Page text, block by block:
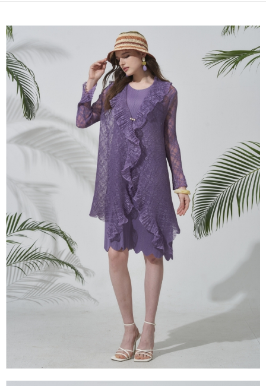
成交易。
3.實際核准額度、可分期數及費用金額請依後續交易確認頁面所載為準。
4.訂單成立30分鐘內，如未前往確認交易或遇審核未通過，訂單將自動取
消。如遇「轉專審核」未通過狀況，表示未達大哥付你分期系統評分，恕無
法說明評估內容。
【繳款方式說明】
1.分期款項不併入電信帳單，「大哥付你分期」於每月結算日後寄送繳費提
醒簡訊。
2.透過簡訊連結打開帳單後，可選擇「超商條碼／台灣大直營門市／銀行轉
帳／街口支付／iPASS MONEY」等通路繳費。
【注意事項】
1.本服務係由「台灣大哥大股份有限公司」（以下簡稱本公司）所提供，讓
用戶於交易時，得透過本服務購買商品或服務，並由商店將買賣／分期付款
買賣價金債權讓與本公司後，依約使用本公司帳單繳交帳款。
2.基於同意付款使用「大哥付你分期」之契約關係目的，商店將以您的個人
資料（包含姓名、電話或地址）提供予台灣大哥大進項蒐集、處理及利用，
由本公司與您本人進行分期帳單所需資料之確認、核對及更正。
3.完整用戶服務條款，請詳閱以下連結：https://oppay.tw/userRule
AFTEE先享後付是「在收到商品之後才付款」的支付方式。 讓您購物簡單
便利好安心！
１．簡單：不需註冊會員、不需綁卡、不需儲值。
２．便利：只要手機號碼，簡訊認證，即可結帳。
３．安心：先確認商品／服務後，再付款。
【「AFTEE先享後付」結帳流程】
１．於結帳方式選擇「AFTEE先享後付」後，將跳轉至「AFTEE先享後付」
結帳頁面，進行簡訊認證並確認金額後，即可完成結帳。
２．訂單成立數日內，您將收到繳費通知簡訊。
３．收到繳費通知簡訊後14天內，點擊此簡訊中的連結，可透過四大超商／
ATM／網路銀行／等多元方式進行付款，方視為交易完成。
※ 請注意：結帳手續完成當下不需立刻繳費，但若您需要取消訂單，請聯絡
購買商品的店家。未經商家同意取消之訂單仍視為有效，需透過AFTEE先享
後付繳納相關費用。
※ 交易是否成功請以「AFTEE先享後付 」之結帳頁面顯示為準，若有關於
是否繳費成功／繳費後需取消欲退款等相關疑問，請聯繫「AFTEE先享後付
客戶支援中心」
https://netprotections.freshdesk.com/support/home
【注意事項】
１．透過由恩沛科技股份有限公司提供之「AFTEE先享後付」服務完成之交
易，需依本服務之必要範圍內提供個人資料，並將交易相關給付款項請求債
權轉讓予恩沛科技股份有限公司。
２．關於個人資料處理事宜，請瀏覽以下網址：
https://aftee.tw/terms/#terms3
３．未成年的使用者請事先徵得法定代理人或監護人之同意方可使用
「AFTEE先享後付」，若未經同意申辦者引起之損失，本公司不負相關責
４．使用「AFTEE先享後付」時，將依據個別帳號之用戶狀況，依本公司即
時審查核予不同之上限額度；若仍有額度不足之情形，本公司將視審查結果
５．嚴禁一人註冊多個帳號或使用他人資訊註冊。若發現惡意使用之情形，
ATM付款
運送方式
全家取貨付款
每筆NT$120，滿NT$2,000(含以上)免運費
7-11取貨付款
每筆NT$120，滿NT$2,000(含以上)免運費
每筆NT$120，滿NT$2,000(含以上)免運費